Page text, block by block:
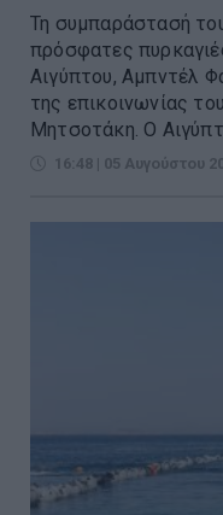
Τη συμπαράστασή
πρόσφατες
Αιγύπτου, Αμπντέλ
της επικοινωνίας
Μητσοτάκη. Ο
16:48 | 05 Αυγούστου